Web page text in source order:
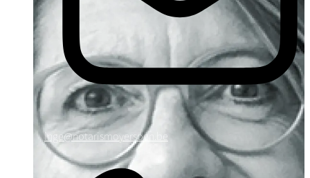
inge@notarismoyersoen.be